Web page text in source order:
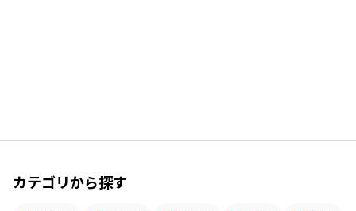
カテゴリから探す